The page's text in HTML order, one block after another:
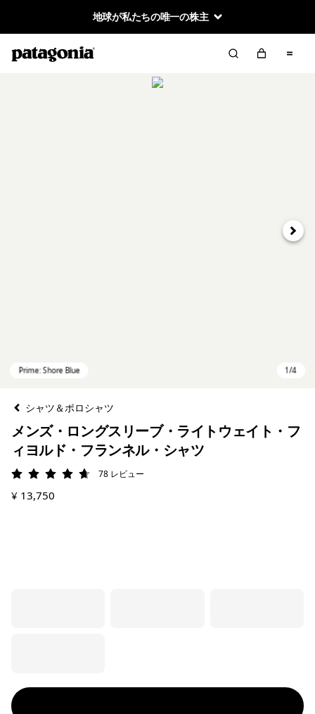
地球が私たちの唯一の株主
次へ
シャツ＆ポロシャツ
メンズ・ロングスリーブ・ライトウェイト・フ
ィヨルド・フランネル・シャツ
評価: 4.7 / 5
78 レビュー
¥ 13,750